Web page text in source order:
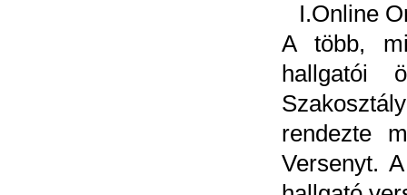
I.Online
A több,
hallgatói
rendezte
Versenyt.